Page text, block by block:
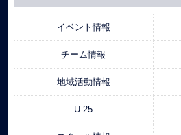
イベント情報
チーム情報
地域活動情報
U-25